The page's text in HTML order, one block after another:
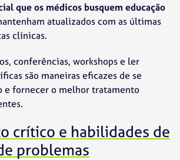
que os médicos busquem educação
atualizados com as últimas
clínicas.
conferências, workshops e ler
são maneiras eficazes de se
e fornecer o melhor tratamento
crítico e habilidades de
problemas